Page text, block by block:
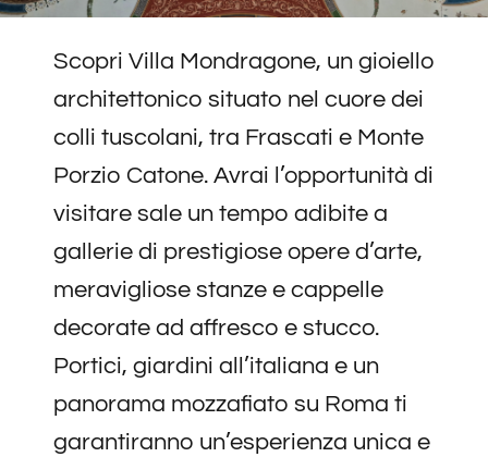
News ed Eventi
Contatti
Scopri Villa Mondragone, un gioiello
architettonico situato nel cuore dei
colli tuscolani, tra Frascati e Monte
Porzio Catone. Avrai l’opportunità di
visitare sale un tempo adibite a
gallerie di prestigiose opere d’arte,
meravigliose stanze e cappelle
decorate ad affresco e stucco.
Portici, giardini all’italiana e un
panorama mozzafiato su Roma ti
garantiranno un’esperienza unica e